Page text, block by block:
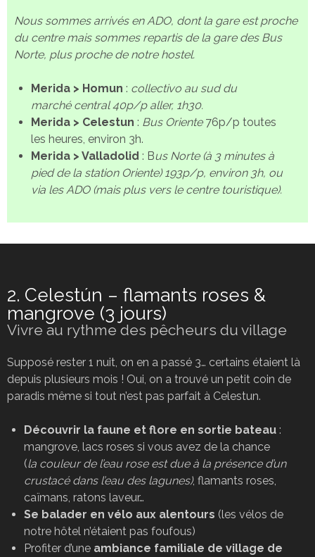
Nous sommes arrivés en ADO, dont la gare est proche
du centre mais sommes repartis de la gare des Bus
Norte, plus proche de notre hostel.
Merida > Homun : collectivo au sud du
marché central 40p/p aller, 1h30.
Merida > Celestun : Bus Oriente76p/p toutes
les heures, environ 3h.
Merida > Valladolid : Bus Norte (à 3 minutes à
pied de la station Oriente) 193p/p, environ 3h, ou
via les ADO (mais plus vers le centre touristique).
2. Celestún – flamants roses &
mangrove (3 jours)
Vivre au rythme des pêcheurs du village
Supposé rester 1 nuit, on en a passé 3… certains étaient là
depuis plusieurs mois ! Oui, on a trouvé un petit coin de
paradis même si tout n’est pas parfait à Celestun.
Découvrir la faune et flore en sortie bateau :
mangrove, lacs roses si vous avez de la chance
(la couleur de l’eau rose est due à la présence d’un
crustacé dans l’eau des lagunes), flamants roses,
caïmans, ratons laveur…
Se balader en vélo aux alentours (les vélos de
notre hôtel n’étaient pas foufous)
Profiter d’une ambiance familiale de village de